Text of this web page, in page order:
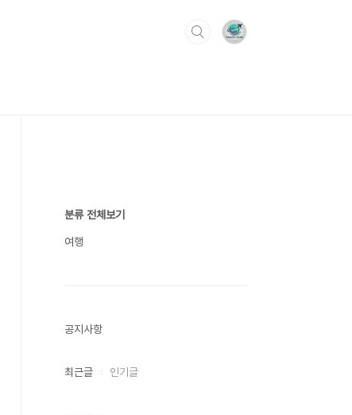
분류 전체보기
여행
공지사항
최근글 인기글